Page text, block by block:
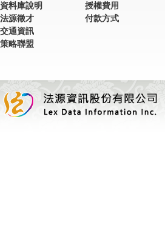
資料庫說明
法源徵才
交通資訊
策略聯盟
授權費用
付款方式